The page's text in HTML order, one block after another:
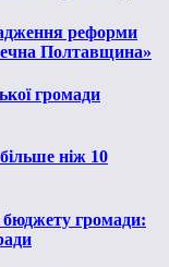
реформи
Полтавщина»
громади
ніж 10
бюджету громади: